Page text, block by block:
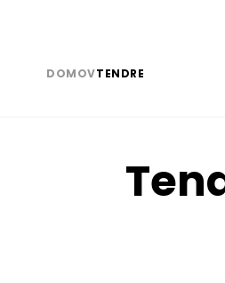
DOMOVTENDRE